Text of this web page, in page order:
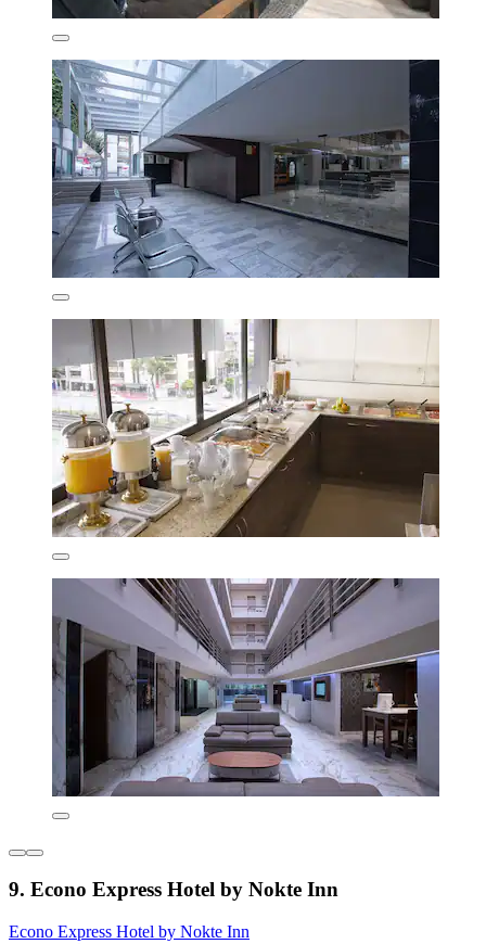
9. Econo Express Hotel by Nokte Inn
Econo Express Hotel by Nokte Inn